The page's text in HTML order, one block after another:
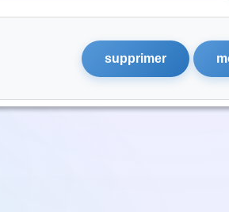
supprimer